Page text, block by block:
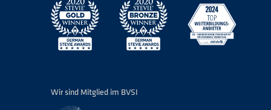
Wir sind Mitglied im BVSI